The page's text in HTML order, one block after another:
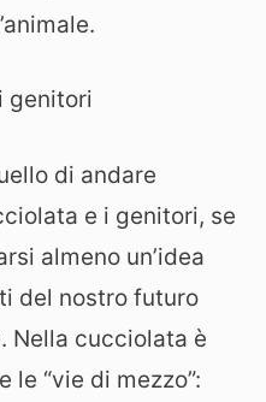
genitori
di andare
e i genitori, se
almeno un’idea
del nostro futuro
Nella cucciolata è
le “vie di mezzo”: